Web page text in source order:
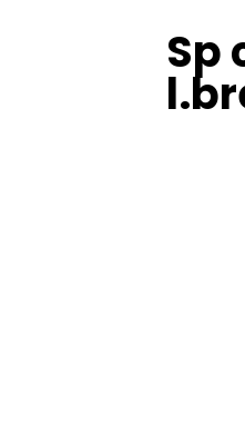
Sp